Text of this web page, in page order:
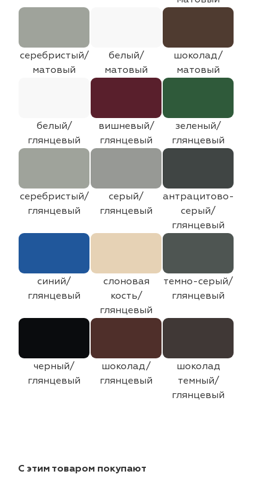
серебристый/
матовый
белый/
матовый
шоколад/
матовый
белый/
глянцевый
вишневый/
глянцевый
зеленый/
глянцевый
серебристый/
глянцевый
серый/
глянцевый
антрацитово-
серый/
глянцевый
синий/
глянцевый
слоновая
кость/
глянцевый
темно-серый/
глянцевый
черный/
глянцевый
шоколад/
глянцевый
шоколад
темный/
глянцевый
С этим товаром покупают